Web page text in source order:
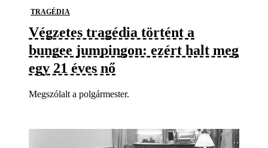
TRAGÉDIA
Végzetes tragédia történt a
bungee jumpingon: ezért halt meg
egy 21 éves nő
Megszólalt a polgármester.